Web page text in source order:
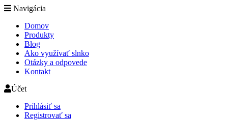
Navigácia
Domov
Produkty
Blog
Ako využívať slnko
Otázky a odpovede
Kontakt
Účet
Prihlásiť sa
Registrovať sa